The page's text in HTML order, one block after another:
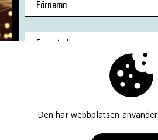
Förnamn
E-postadress
Jag godkänner att mina
PRENUMERERA!
Den här webbplatsen